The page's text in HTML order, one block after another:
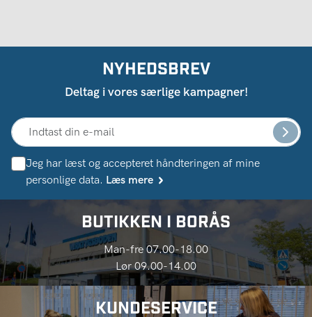
NYHEDSBREV
Deltag i vores særlige kampagner!
Jeg har læst og accepteret håndteringen af ​​mine
personlige data. Læs mere
BUTIKKEN I BORÅS
Man-fre 07.00-18.00
Lør 09.00-14.00
KUNDESERVICE